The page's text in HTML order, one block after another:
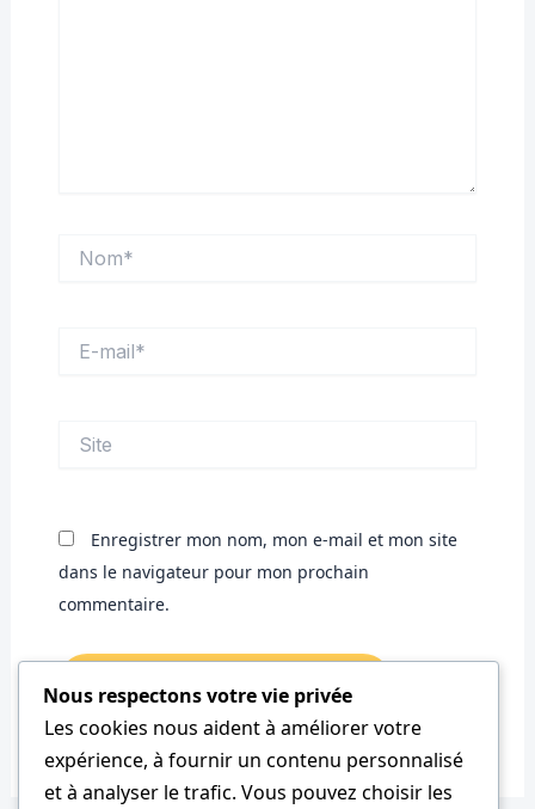
mail*
Enregistrer mon nom, mon e-mail et mon site
dans le navigateur pour mon prochain
commentaire.
Nous respectons votre vie privée
Les cookies nous aident à améliorer votre
expérience, à fournir un contenu personnalisé
et à analyser le trafic. Vous pouvez choisir les